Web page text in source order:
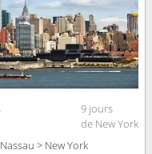
9 jours
de New York
> New York